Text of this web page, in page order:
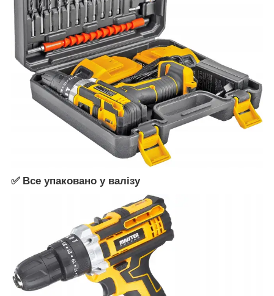
✅ Все упаковано у валізу